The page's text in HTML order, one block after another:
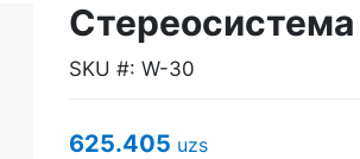
SKU #: W-30
625.405 uzs